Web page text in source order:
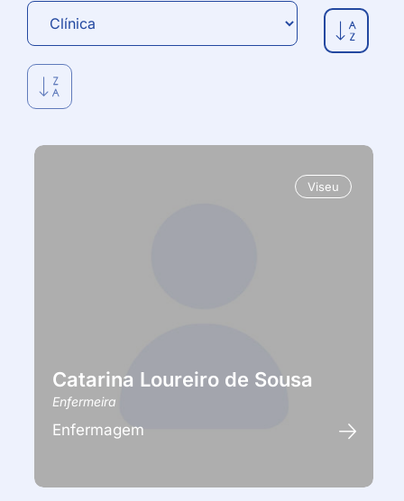
Viseu
Catarina Loureiro de Sousa
Enfermeira
Enfermagem